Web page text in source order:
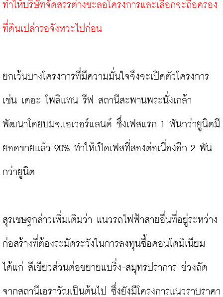
ทำให้บริษัทจัดสรรต่างชะลอโครงการและเลือกจะถือครอง
ที่ดินเปล่ารอจังหวะไปก่อน
ยกเว้นบางโครงการที่มีความมั่นใจจึงจะเปิดตัวโครงการ
เช่น เดอะ โพลิแทน รีฟ สถานีสะพานพระนั่งเกล้า
พัฒนาโดยบมจ.เอเวอร์แลนด์ ซึ่งเฟสแรก 1 พันกว่ายูนิตมี
ยอดขายแล้ว 90% ทำให้เปิดเฟสที่สองต่อเนื่องอีก 2 พัน
กว่ายูนิต
สุรเชษฐกล่าวเพิ่มเติมว่า แนวรถไฟฟ้าสายอื่นที่อยู่ระหว่าง
ก่อสร้างที่ต้องระมัดระวังในการลงทุนซื้อคอนโดมิเนียม
ได้แก่ สีเขียวส่วนต่อขยายแบริ่ง-สมุทรปราการ ช่วงถัด
จากสถานีเอราวัณเป็นต้นไป ซึ่งยังมีโครงการแนวราบราคา